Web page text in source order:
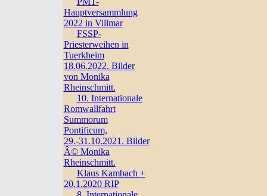
Hauptversammlung
2022 in Villmar
FSSP-
Priesterweihen in
Tuerkheim
18.06.2022. Bilder
von Monika
Rheinschmitt.
10. Internationale
Romwallfahrt
Summorum
Pontificum,
29.-31.10.2021. Bilder
Â© Monika
Rheinschmitt.
Klaus Kambach +
20.1.2020 RIP